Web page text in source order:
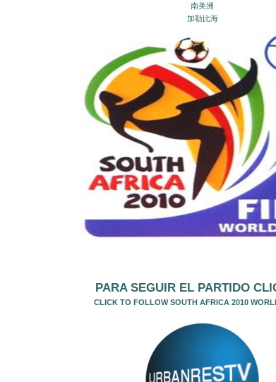
南美洲
加勒比海
PARA SEGUIR EL PARTIDO
CLICK TO FOLLOW SOUTH AFRICA 2010